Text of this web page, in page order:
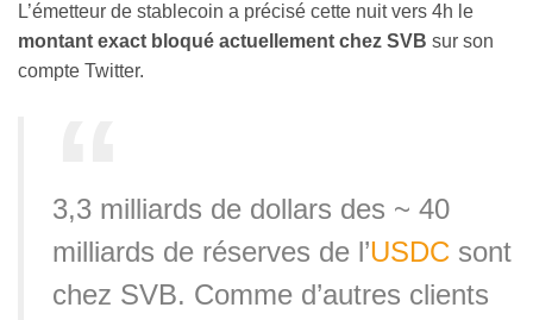
L’émetteur de stablecoin a précisé cette nuit vers 4h le
montant exact bloqué actuellement chez SVB sur son
compte Twitter.
3,3 milliards de dollars des ~ 40
milliards de réserves de l’USDC sont
chez SVB. Comme d’autres clients